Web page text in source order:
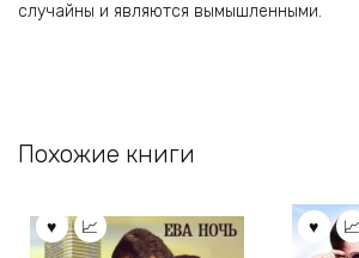
случайны и являются вымышленными.
Похожие книги